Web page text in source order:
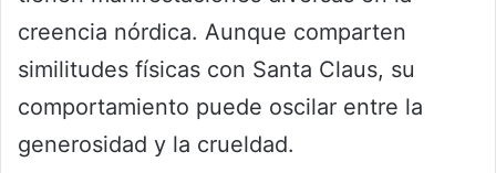
creencia nórdica. Aunque comparten
similitudes físicas con Santa Claus, su
comportamiento puede oscilar entre la
generosidad y la crueldad.